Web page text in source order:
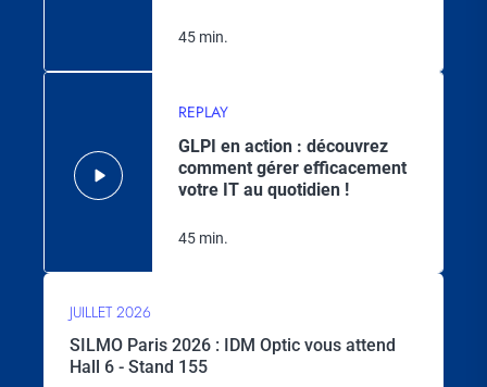
45 min.
REPLAY
GLPI en action : découvrez
comment gérer efficacement
votre IT au quotidien !
45 min.
JUILLET 2026
SILMO Paris 2026 : IDM Optic vous attend
Hall 6 - Stand 155